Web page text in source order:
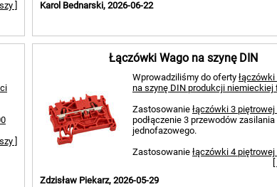
]
Karol Bednarski, 2026-06-22
]
Łączówki Wago na szynę DIN
Wprowadziliśmy do oferty
na szynę DIN produkcji niemieckiej
Zastosowanie łączówki 3 piętrowej
podłączenie 3 przewodów zasilania
jednofazowego.
Zastosowanie łączówki 4 piętrowej
Zdzisław Piekarz, 2026-05-29